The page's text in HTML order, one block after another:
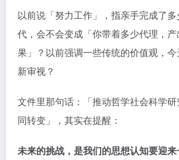
以前说「努力工作」，指亲手完成了
代，会不会变成「你带着多少代理，
果」？以前强调一些传统的价值观，
新审视？
文件里那句话：「推动哲学社会科学
同转变」，其实在提醒：
未来的挑战，是我们的思想认知要迎来